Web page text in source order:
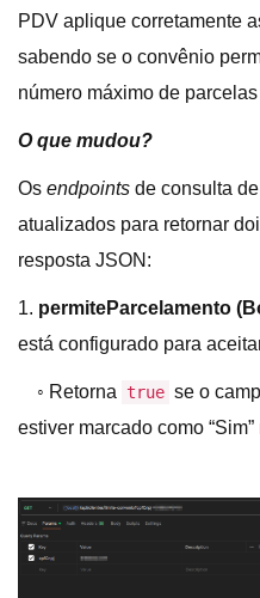
PDV aplique corretamente
sabendo se o convênio
número máximo de
O que mudou?
Os endpoints de consulta
atualizados para retornar
resposta JSON:
1. permiteParcelamento
está configurado para
◦ Retorna true se o
estiver marcado como “Sim”